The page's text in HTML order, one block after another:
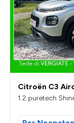
Citroën C3
1.2 puretech Shine s&s 110cv -